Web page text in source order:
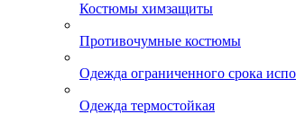
Костюмы химзащиты
Противочумные костюмы
Одежда ограниченного срока
Одежда термостойкая